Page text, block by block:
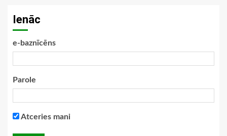
Ienāc
e-baznīcēns
Parole
Atceries mani